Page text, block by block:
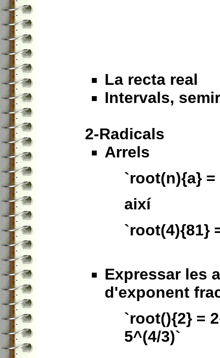
La recta real
Intervals,
2-Radicals
Arrels
`root(n){a}
així
`root(4){81}
Expressar les
d'exponent
`root(){2} =
5^(4/3)`